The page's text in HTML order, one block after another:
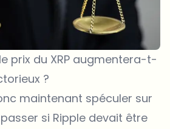
prix du XRP augmentera-t-
?
maintenant spéculer sur
si Ripple devait être